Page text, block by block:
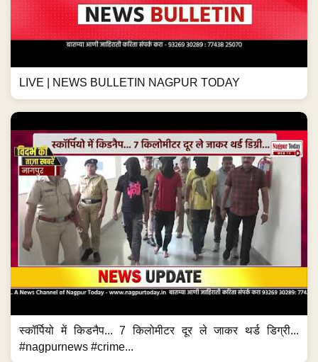
LIVE | NEWS BULLETIN NAGPUR TODAY
स्कॉर्पियो में किडनैप... 7 किलोमीटर दूर ले जाकर थर्ड डिग्री...
#nagpurnews #crime...